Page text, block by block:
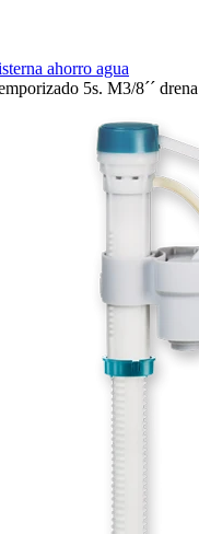
ahorro agua
5s. M3/8´´